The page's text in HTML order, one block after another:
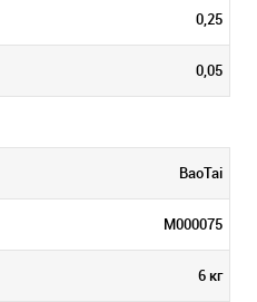
0,25
0,05
BaoTai
М000075
6 кг